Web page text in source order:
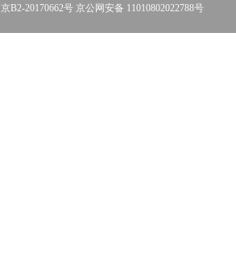
京B2-20170662号 京公网安备 11010802022788号